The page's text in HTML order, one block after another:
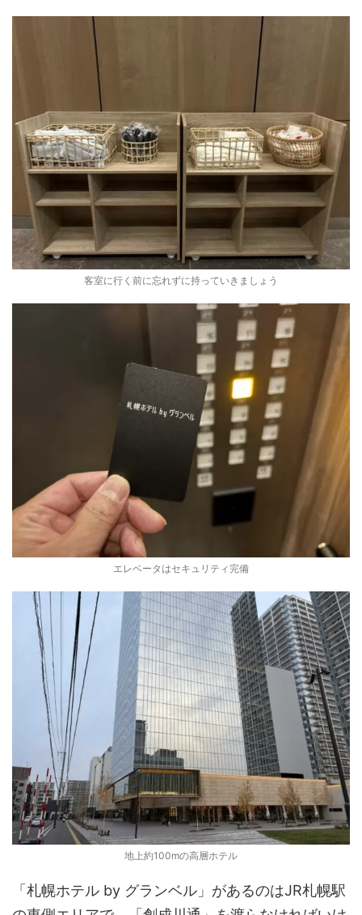
客室に行く前に忘れずに持っていきましょう
エレベータはセキュリティ完備
地上約100mの高層ホテル
「札幌ホテル by グランベル」があるのはJR札幌駅